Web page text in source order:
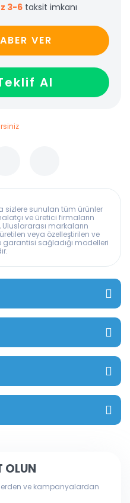
3-6 taksit imkanı
VER
Al
sizlere sunulan tüm ürünler
ve üretici firmaların
markaların
veya özelleştirilen ve
garantisi sağladığı modelleri
OLUN
ve kampanyalardan